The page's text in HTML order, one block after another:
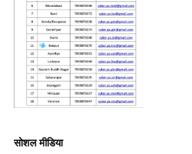
सोशल मीडिया